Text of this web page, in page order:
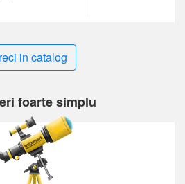
in catalog
foarte simplu